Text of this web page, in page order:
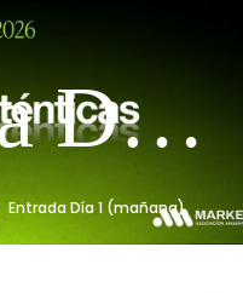
Día
Entrada Día 1 (mañana)